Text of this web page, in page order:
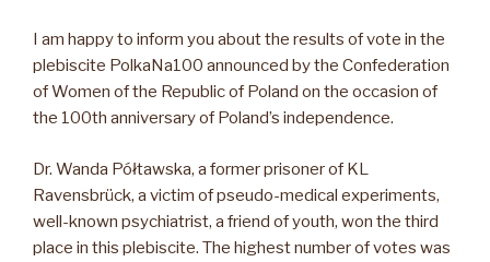
I am happy to inform you about the results of vote in the
plebiscite PolkaNa100 announced by the Confederation
of Women of the Republic of Poland on the occasion of
the 100th anniversary of Poland’s independence.
Dr. Wanda Półtawska, a former prisoner of KL
Ravensbrück, a victim of pseudo-medical experiments,
well-known psychiatrist, a friend of youth, won the third
place in this plebiscite. The highest number of votes was